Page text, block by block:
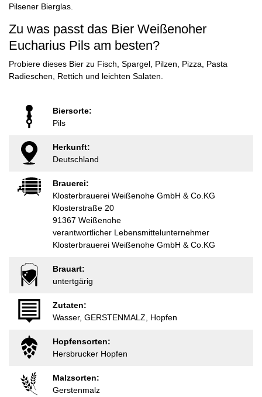
Pilsener Bierglas.
Zu was passt das Bier Weißenoher
Eucharius Pils am besten?
Probiere dieses Bier zu Fisch, Spargel, Pilzen, Pizza, Pasta
Radieschen, Rettich und leichten Salaten.
Biersorte:
Pils
Herkunft:
Deutschland
Brauerei:
Klosterbrauerei Weißenohe GmbH & Co.KG
Klosterstraße 20
91367 Weißenohe
verantwortlicher Lebensmittelunternehmer
Klosterbrauerei Weißenohe GmbH & Co.KG
Brauart:
untertgärig
Zutaten:
Wasser, GERSTENMALZ, Hopfen
Hopfensorten:
Hersbrucker Hopfen
Malzsorten:
Gerstenmalz